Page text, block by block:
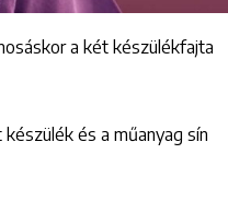
a két készülékfajta
és a műanyag sín